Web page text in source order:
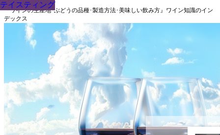
『ワインの生産地･ぶどうの品種･製造方法･美味しい飲み方』ワイン知識のイン
デックス
テイスティング
テイスティング
テイスティング
テイスティング
テイスティング
テイスティング
テイスティング
テイスティング
テイスティング